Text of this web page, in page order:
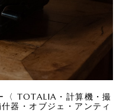
TOTALIA・計算機・撮
器・オブジェ・アンティ